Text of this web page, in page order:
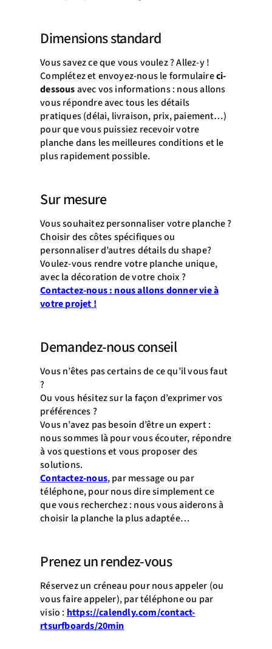
Dimensions standard
Vous savez ce que vous voulez ? Allez-y !
Complétez et envoyez-nous le formulaireci-
dessousavec vos informations : nous allons
vous répondre avec tous les détails
pratiques (délai, livraison, prix, paiement…)
pour que vous puissiez recevoir votre
planche dans les meilleures conditions et le
plus rapidement possible.
Sur mesure
Vous souhaitez personnaliser votre planche ?
Choisir des côtes spécifiques ou
personnaliser d’autres détails du shape?
Voulez-vous rendre votre planche unique,
avec la décoration de votre choix ?
Contactez-nous : nous allons donner vie à
votre projet !
Demandez-nous conseil
Vous n’êtes pas certains de ce qu’il vous faut
?
Ou vous hésitez sur la façon d’exprimer vos
préférences ?
Vous n’avez pas besoin d’être un expert :
nous sommes là pour vous écouter, répondre
à vos questions et vous proposer des
solutions.
Contactez-nous, par message ou par
téléphone, pour nous dire simplement ce
que vous recherchez : nous vous aiderons à
choisir la planche la plus adaptée…
Prenez un rendez-vous
Réservez un créneau pour nous appeler (ou
vous faire appeler), par téléphone ou par
visio : https://calendly.com/contact-
rtsurfboards/20min